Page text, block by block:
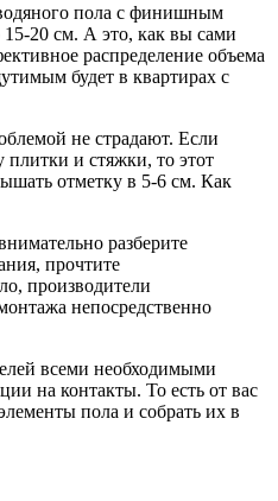
пола с финишным
20 см. А это, как вы сами
распределение объема
будет в квартирах с
не страдают. Если
и стяжки, то этот
отметку в 5-6 см. Как
разберите
прочтите
производители
непосредственно
всеми необходимыми
на контакты. То есть от вас
пола и собрать их в